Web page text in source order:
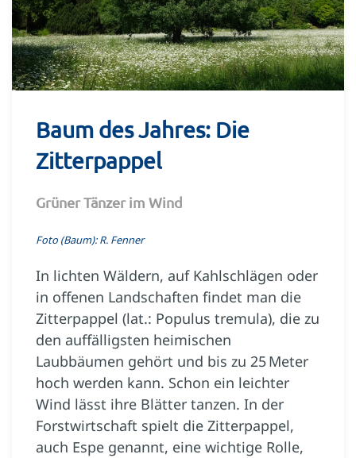
Baum des Jahres: Die
Zitterpappel
Grüner Tänzer im Wind
Foto (Baum): R. Fenner
In lichten Wäldern, auf Kahlschlägen oder
in offenen Landschaften findet man die
Zitterpappel (lat.: Populus tremula), die zu
den auffälligsten heimischen
Laubbäumen gehört und bis zu 25 Meter
hoch werden kann. Schon ein leichter
Wind lässt ihre Blätter tanzen. In der
Forstwirtschaft spielt die Zitterpappel,
auch Espe genannt, eine wichtige Rolle,